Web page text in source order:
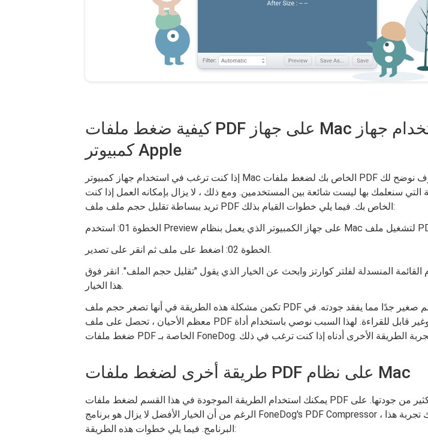
كيفية ضغط ملفات PDF على جهاز Mac باستخدام جهاز
كمبيوتر Apple
إذا كنت ترغب في استخدام جهاز كمبيوتر Mac الخاص بك لضغط ملفات PDF الخاصة بك ، فسوف نوضح لك
التي سنعلمك بها ليست شائعة بين المستخدمين. ومع ذلك ، لا يزال بإمكانه العمل إذا كنت
تريد ببساطة تقليل حجم ملف ملف PDF الخاص بك. فيما يلي خطوات القيام بذلك:
الخطوة 02: اضغط على ملف ثم انقر على تصدير.
استخدم القائمة المنسدلة لفلتر كوارتز وابحث عن الخيار الذي يقول "تقليل حجم الملف". انقر فوق
هذا الخيار.
تكمن مشكلة هذه الطريقة في أنها تصغر حجم ملف PDF الخاص بك إلى حجم صغير جدًا مما يفقد جودته. في
معظم الأحيان ، تحصل على ملف PDF مضغوط ضبابي وغير قابل للقراءة. لهذا السبب نوصي باستخدام أداة
طريقة أخرى لضغط ملفات PDF على نظام Mac
يمكنك استخدام الطريقة الموجودة في هذا القسم لضغط ملفات PDF دون فقدان الكثير من جودتها. على
الرغم من أن الخيار الأفضل لا يزال هو برنامج FoneDog's PDF Compressor ، فلا يزال بإمكانك تجربة هذا
البرنامج. فيما يلي خطوات هذه الطريقة: